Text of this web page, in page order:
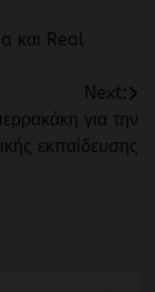
και Real
Next:
για την
εκπαίδευσης